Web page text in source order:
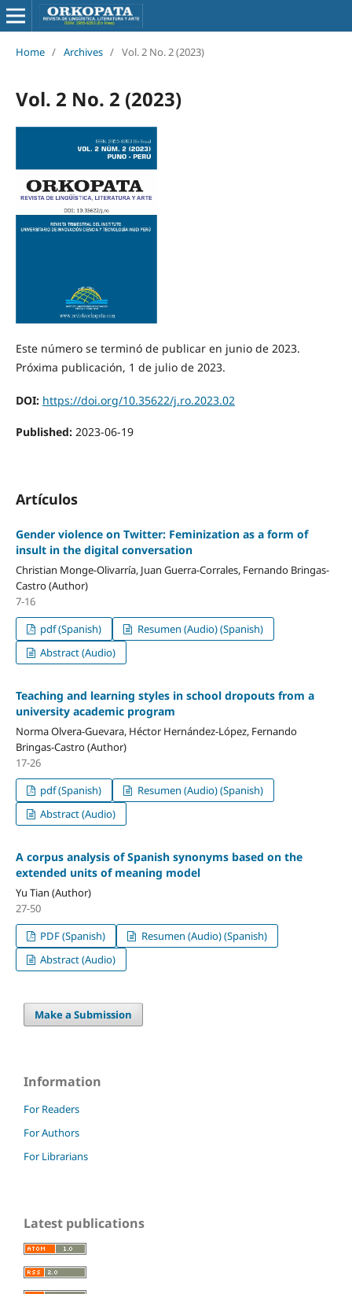
Home / Archives / Vol. 2 No. 2 (2023)
Vol. 2 No. 2 (2023)
Este número se terminó de publicar en junio de 2023.
Próxima publicación, 1 de julio de 2023.
DOI: https://doi.org/10.35622/j.ro.2023.02
Published: 2023-06-19
Artículos
Gender violence on Twitter: Feminization as a form of
insult in the digital conversation
Christian Monge-Olivarría, Juan Guerra-Corrales, Fernando Bringas-
Castro (Author)
7-16
pdf (Spanish)
Resumen (Audio) (Spanish)
Abstract (Audio)
Teaching and learning styles in school dropouts from a
university academic program
Norma Olvera-Guevara, Héctor Hernández-López, Fernando
Bringas-Castro (Author)
17-26
pdf (Spanish)
Resumen (Audio) (Spanish)
Abstract (Audio)
A corpus analysis of Spanish synonyms based on the
extended units of meaning model
Yu Tian (Author)
27-50
PDF (Spanish)
Resumen (Audio) (Spanish)
Abstract (Audio)
Make a Submission
Information
For Readers
For Authors
For Librarians
Latest publications